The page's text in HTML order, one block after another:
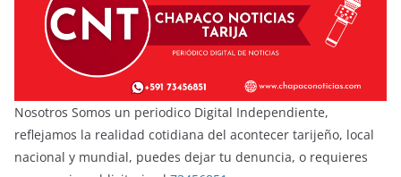
Nosotros Somos un periodico Digital Independiente,
reflejamos la realidad cotidiana del acontecer tarijeño, local
nacional y mundial, puedes dejar tu denuncia, o requieres